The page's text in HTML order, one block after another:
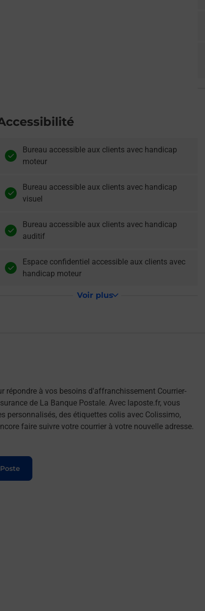
Bureau accessible aux clients avec handicap
moteur
Bureau accessible aux clients avec handicap
visuel
Bureau accessible aux clients avec handicap
auditif
Espace confidentiel accessible aux clients avec
handicap moteur
Voir plus
répondre à vos besoins d'affranchissement Courrier-
de La Banque Postale. Avec laposte.fr, vous
personnalisés, des étiquettes colis avec Colissimo,
faire suivre votre courrier à votre nouvelle adresse.